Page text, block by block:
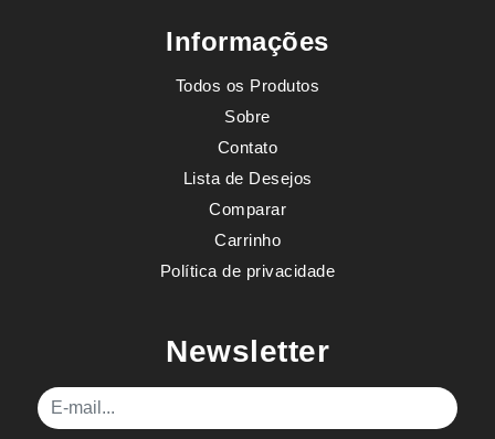
Informações
Todos os Produtos
Sobre
Contato
Lista de Desejos
Comparar
Carrinho
Política de privacidade
Newsletter
E-mail